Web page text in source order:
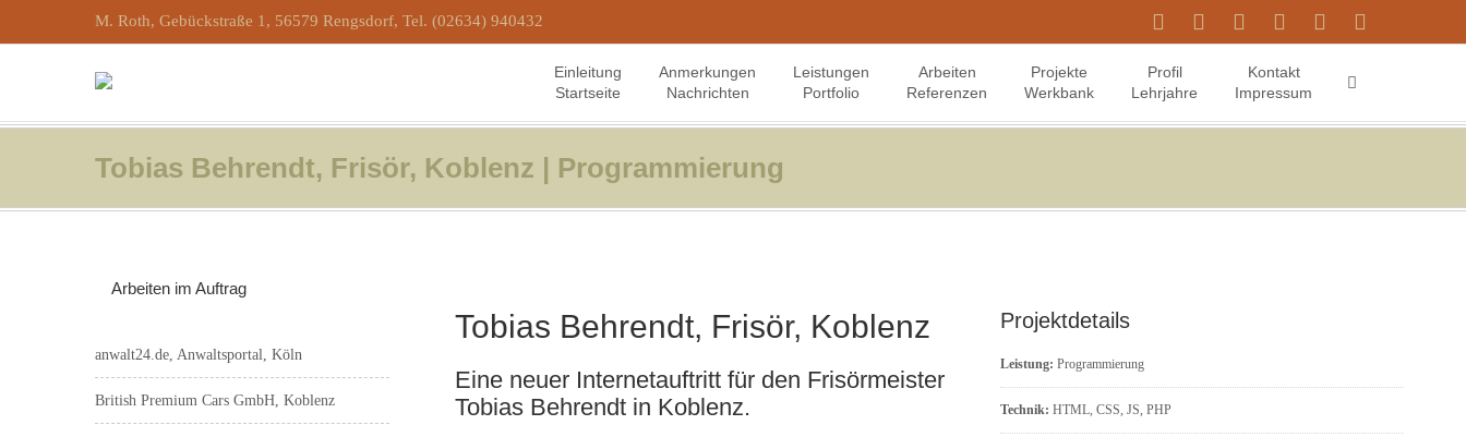
M. Roth, Gebückstraße 1, 56579 Rengsdorf, Tel. (02634) 940432
Einleitung
Startseite
Anmerkungen
Nachrichten
Leistungen
Portfolio
Arbeiten
Referenzen
Projekte
Werkbank
Profil
Lehrjahre
Kontakt
Impressum
Tobias Behrendt, Frisör, Koblenz | Programmierung
Arbeiten im Auftrag
anwalt24.de, Anwaltsportal, Köln
British Premium Cars GmbH, Koblenz
Tobias Behrendt, Frisör, Koblenz
Eine neuer Internetauftritt für den Frisörmeister
Tobias Behrendt in Koblenz.
Projektdetails
Leistung: Programmierung
Technik: HTML, CSS, JS, PHP